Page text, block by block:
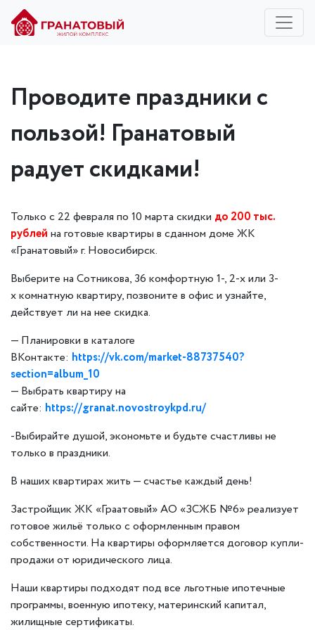
Проводите праздники с
пользой! Гранатовый
радует скидками!
Только с 22 февраля по 10 марта скидки до 200 тыс.
рублей на готовые квартиры в сданном доме ЖК
«Гранатовый» г. Новосибирск.
Выберите на Сотникова, 36 комфортную 1-, 2-х или 3-
х комнатную квартиру, позвоните в офис и узнайте,
действует ли на нее скидка.
— Планировки в каталоге
ВКонтакте: https://vk.com/market-88737540?
section=album_10
— Выбрать квартиру на
сайте: https://granat.novostroykpd.ru/
-Выбирайте душой, экономьте и будьте счастливы не
только в праздники.
В наших квартирах жить — счастье каждый день!
Застройщик ЖК «Граатовый» АО «ЗСЖБ №6» реализует
готовое жильё только с оформленным правом
собственности. На квартиры оформляется договор купли-
продажи от юридического лица.
Наши квартиры подходят под все льготные ипотечные
программы, военную ипотеку, материнский капитал,
жилищные сертификаты.